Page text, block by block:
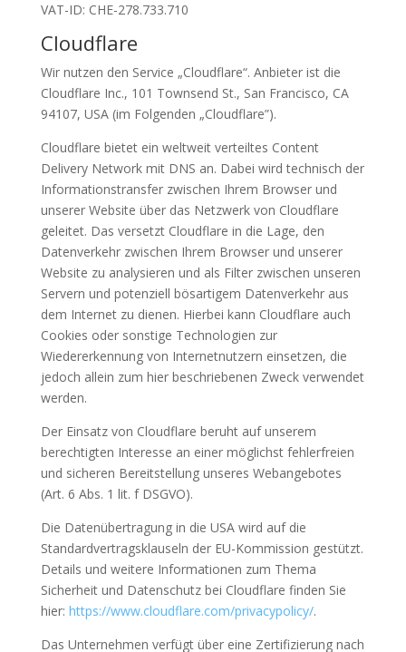
VAT-ID: CHE-278.733.710
Cloudflare
Wir nutzen den Service „Cloudflare“. Anbieter ist die
Cloudflare Inc., 101 Townsend St., San Francisco, CA
94107, USA (im Folgenden „Cloudflare”).
Cloudflare bietet ein weltweit verteiltes Content
Delivery Network mit DNS an. Dabei wird technisch der
Informationstransfer zwischen Ihrem Browser und
unserer Website über das Netzwerk von Cloudflare
geleitet. Das versetzt Cloudflare in die Lage, den
Datenverkehr zwischen Ihrem Browser und unserer
Website zu analysieren und als Filter zwischen unseren
Servern und potenziell bösartigem Datenverkehr aus
dem Internet zu dienen. Hierbei kann Cloudflare auch
Cookies oder sonstige Technologien zur
Wiedererkennung von Internetnutzern einsetzen, die
jedoch allein zum hier beschriebenen Zweck verwendet
werden.
Der Einsatz von Cloudflare beruht auf unserem
berechtigten Interesse an einer möglichst fehlerfreien
und sicheren Bereitstellung unseres Webangebotes
(Art. 6 Abs. 1 lit. f DSGVO).
Die Datenübertragung in die USA wird auf die
Standardvertragsklauseln der EU-Kommission gestützt.
Details und weitere Informationen zum Thema
Sicherheit und Datenschutz bei Cloudflare finden Sie
hier: https://www.cloudflare.com/privacypolicy/.
Das Unternehmen verfügt über eine Zertifizierung nach